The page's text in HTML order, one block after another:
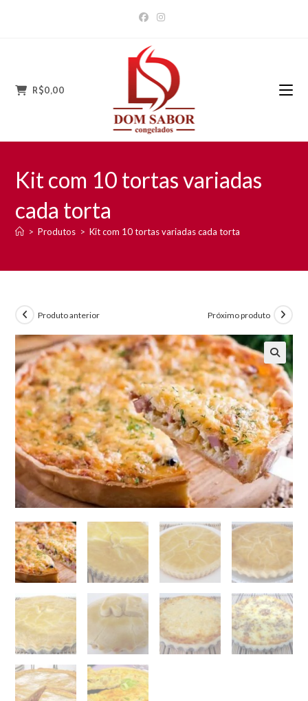
R$0,00
Kit com 10 tortas variadas
cada torta
> Produtos > Kit com 10 tortas variadas cada torta
Produto anterior Próximo produto
🔍